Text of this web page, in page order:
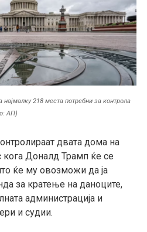
најмалку 218 места потребни за контрола
АП)
двата дома на
Доналд Трамп ќе се
ќе му овозможи да ја
за кратење на даноците,
администрација и
и судии.